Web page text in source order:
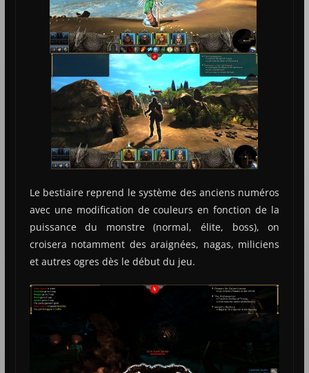
Le bestiaire reprend le système des anciens numéros
avec une modification de couleurs en fonction de la
puissance du monstre (normal, élite, boss), on
croisera notamment des araignées, nagas, miliciens
et autres ogres dès le début du jeu.